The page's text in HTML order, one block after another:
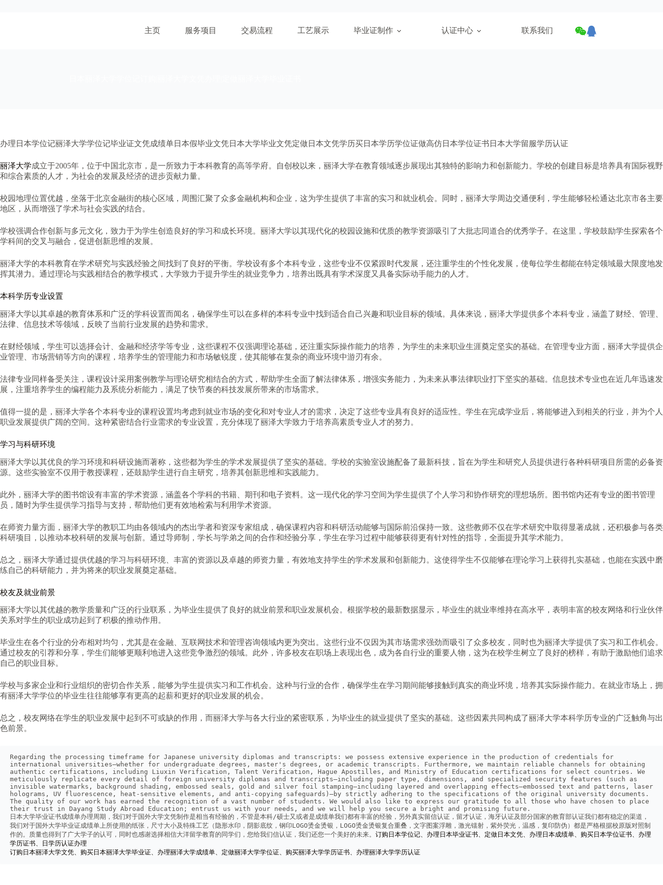
主页 服务项目 交易流程 工艺展示 毕业证制作 认证中心 联系我们
办理日本学位记丽泽大学学位记毕业证文凭成绩单日本假毕业文凭日本大学毕业文凭定做日本文凭学历买日本学历学位证做高仿日本学位证书日本大学留服学历认证
丽泽大学成立于2005年，位于中国北京市，是一所致力于本科教育的高等学府。自创校以来，丽泽大学在教育领域逐步展现出其独特的影响力和创新能力。学校的创建目标是培养具有国际视野
和综合素质的人才，为社会的发展及经济的进步贡献力量。
校园地理位置优越，坐落于北京金融街的核心区域，周围汇聚了众多金融机构和企业，这为学生提供了丰富的实习和就业机会。同时，丽泽大学周边交通便利，学生能够轻松通达北京市各主要
地区，从而增强了学术与社会实践的结合。
学校强调合作创新与多元文化，致力于为学生创造良好的学习和成长环境。丽泽大学以其现代化的校园设施和优质的教学资源吸引了大批志同道合的优秀学子。在这里，学校鼓励学生探索各个
学科间的交叉与融合，促进创新思维的发展。
丽泽大学的本科教育在学术研究与实践经验之间找到了良好的平衡。学校设有多个本科专业，这些专业不仅紧跟时代发展，还注重学生的个性化发展，使每位学生都能在特定领域最大限度地发
挥其潜力。通过理论与实践相结合的教学模式，大学致力于提升学生的就业竞争力，培养出既具有学术深度又具备实际动手能力的人才。
本科学历专业设置
丽泽大学以其卓越的教育体系和广泛的学科设置而闻名，确保学生可以在多样的本科专业中找到适合自己兴趣和职业目标的领域。具体来说，丽泽大学提供多个本科专业，涵盖了财经、管理、
法律、信息技术等领域，反映了当前行业发展的趋势和需求。
在财经领域，学生可以选择会计、金融和经济学等专业，这些课程不仅强调理论基础，还注重实际操作能力的培养，为学生的未来职业生涯奠定坚实的基础。在管理专业方面，丽泽大学提供企
业管理、市场营销等方向的课程，培养学生的管理能力和市场敏锐度，使其能够在复杂的商业环境中游刃有余。
法律专业同样备受关注，课程设计采用案例教学与理论研究相结合的方式，帮助学生全面了解法律体系，增强实务能力，为未来从事法律职业打下坚实的基础。信息技术专业也在近几年迅速发
展，注重培养学生的编程能力及系统分析能力，满足了快节奏的科技发展所带来的市场需求。
值得一提的是，丽泽大学各个本科专业的课程设置均考虑到就业市场的变化和对专业人才的需求，决定了这些专业具有良好的适应性。学生在完成学业后，将能够进入到相关的行业，并为个人
职业发展提供广阔的空间。这种紧密结合行业需求的专业设置，充分体现了丽泽大学致力于培养高素质专业人才的努力。
学习与科研环境
丽泽大学以其优良的学习环境和科研设施而著称，这些都为学生的学术发展提供了坚实的基础。学校的实验室设施配备了最新科技，旨在为学生和研究人员提供进行各种科研项目所需的必备资
源。这些实验室不仅用于教授课程，还鼓励学生进行自主研究，培养其创新思维和实践能力。
此外，丽泽大学的图书馆设有丰富的学术资源，涵盖各个学科的书籍、期刊和电子资料。这一现代化的学习空间为学生提供了个人学习和协作研究的理想场所。图书馆内还有专业的图书管理
员，随时为学生提供学习指导与支持，帮助他们更有效地检索与利用学术资源。
在师资力量方面，丽泽大学的教职工均由各领域内的杰出学者和资深专家组成，确保课程内容和科研活动能够与国际前沿保持一致。这些教师不仅在学术研究中取得显著成就，还积极参与各类
科研项目，以推动本校科研的发展与创新。通过导师制，学长与学弟之间的合作和经验分享，学生在学习过程中能够获得更有针对性的指导，全面提升其学术能力。
总之，丽泽大学通过提供优越的学习与科研环境、丰富的资源以及卓越的师资力量，有效地支持学生的学术发展和创新能力。这使得学生不仅能够在理论学习上获得扎实基础，也能在实践中磨
练自己的科研能力，并为将来的职业发展奠定基础。
校友及就业前景
丽泽大学以其优越的教学质量和广泛的行业联系，为毕业生提供了良好的就业前景和职业发展机会。根据学校的最新数据显示，毕业生的就业率维持在高水平，表明丰富的校友网络和行业伙伴
关系对学生的职业成功起到了积极的推动作用。
毕业生在各个行业的分布相对均匀，尤其是在金融、互联网技术和管理咨询领域内更为突出。这些行业不仅因为其市场需求强劲而吸引了众多校友，同时也为丽泽大学提供了实习和工作机会。
通过校友的引荐和分享，学生们能够更顺利地进入这些竞争激烈的领域。此外，许多校友在职场上表现出色，成为各自行业的重要人物，这为在校学生树立了良好的榜样，有助于激励他们追求
自己的职业目标。
学校与多家企业和行业组织的密切合作关系，能够为学生提供实习和工作机会。这种与行业的合作，确保学生在学习期间能够接触到真实的商业环境，培养其实际操作能力。在就业市场上，拥
有丽泽大学学位的毕业生往往能够享有更高的起薪和更好的职业发展的机会。
总之，校友网络在学生的职业发展中起到不可或缺的作用，而丽泽大学与各大行业的紧密联系，为毕业生的就业提供了坚实的基础。这些因素共同构成了丽泽大学本科学历专业的广泛触角与出
色前景。
Regarding the processing timeframe for Japanese university diplomas and transcripts: we possess extensive experience in the production of credentials for
international universities—whether for undergraduate degrees, master's degrees, or academic transcripts. Furthermore, we maintain reliable channels for obtaining
authentic certifications, including Liuxin Verification, Talent Verification, Hague Apostilles, and Ministry of Education certifications for select countries. We
meticulously replicate every detail of foreign university diplomas and transcripts—including paper type, dimensions, and specialized security features (such as
invisible watermarks, background shading, embossed seals, gold and silver foil stamping—including layered and overlapping effects—embossed text and patterns, laser
holograms, UV fluorescence, heat-sensitive elements, and anti-copying safeguards)—by strictly adhering to the specifications of the original university documents.
The quality of our work has earned the recognition of a vast number of students. We would also like to express our gratitude to all those who have chosen to place
their trust in Dayang Study Abroad Education; entrust us with your needs, and we will help you secure a bright and promising future.
日本大学毕业证书成绩单办理周期，我们对于国外大学文凭制作是相当有经验的，不管是本科/硕士又或者是成绩单我们都有丰富的经验，另外真实留信认证，留才认证，海牙认证及部分国家的教育部认证我们都有稳定的渠道，
我们对于国外大学毕业证成绩单上所使用的纸张，尺寸大小及特殊工艺（隐形水印，阴影底纹，钢印LOGO烫金烫银，LOGO烫金烫银复合重叠，文字图案浮雕，激光镭射，紫外荧光，温感，复印防伪）都是严格根据校原版对照制
作的。质量也得到了广大学子的认可，同时也感谢选择相信大洋留学教育的同学们，您给我们信认证，我们还您一个美好的未来。 订购日本学位记、办理日本毕业证书、定做日本文凭、办理日本成绩单、购买日本学位证书、办理
学历证书、日学历认证办理
订购日本丽泽大学文凭、购买日本丽泽大学毕业证、办理丽泽大学成绩单、定做丽泽大学学位证、购买丽泽大学学历证书、办理丽泽大学学历认证